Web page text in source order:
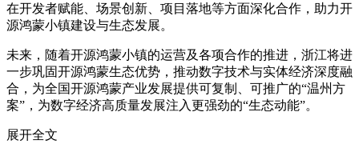
在开发者赋能、场景创新、项目落地等方面深化合作，助力开
源鸿蒙小镇建设与生态发展。
未来，随着开源鸿蒙小镇的运营及各项合作的推进，浙江将进
一步巩固开源鸿蒙生态优势，推动数字技术与实体经济深度融
合，为全国开源鸿蒙产业发展提供可复制、可推广的“温州方
案”，为数字经济高质量发展注入更强劲的“生态动能”。
展开全文